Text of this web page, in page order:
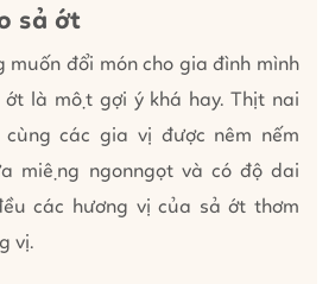
sả ớt
muốn đổi món cho gia đình mình
là một gợi ý khá hay. Thịt nai
các gia vị được nêm nếm
miệng ngonngọt và có độ dai
các hương vị của sả ớt thơm
vị.